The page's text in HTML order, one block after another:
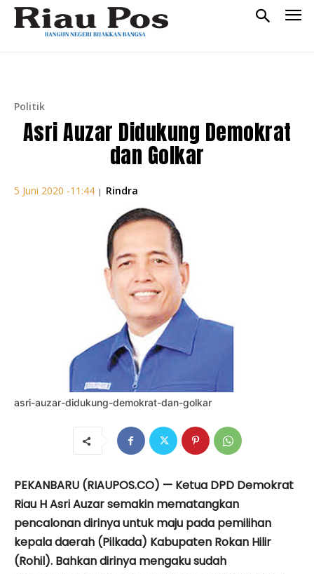
Politik
Asri Auzar Didukung Demokrat
dan Golkar
5 Juni 2020 -11:44 | Rindra
asri-auzar-didukung-demokrat-dan-golkar
PEKANBARU (RIAUPOS.CO) — Ketua DPD Demokrat
Riau H Asri Auzar semakin mematangkan
pencalonan dirinya untuk maju pada pemilihan
kepala daerah (Pilkada) Kabupaten Rokan Hilir
(Rohil). Bahkan dirinya mengaku sudah